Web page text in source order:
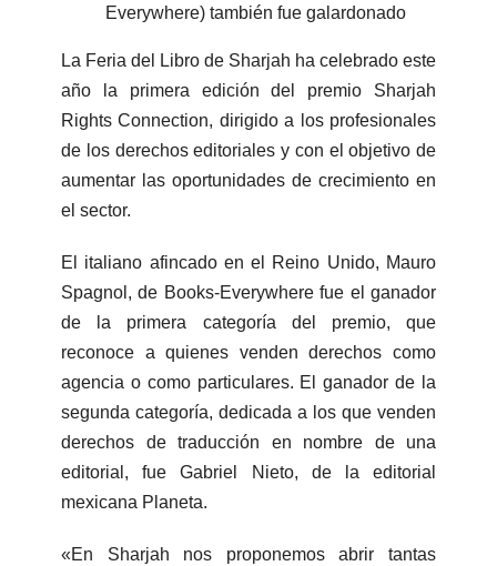
Everywhere) también fue galardonado
La Feria del Libro de Sharjah ha celebrado este
año la primera edición del premio Sharjah
Rights Connection, dirigido a los profesionales
de los derechos editoriales y con el objetivo de
aumentar las oportunidades de crecimiento en
el sector.
El italiano afincado en el Reino Unido, Mauro
Spagnol, de Books-Everywhere fue el ganador
de la primera categoría del premio, que
reconoce a quienes venden derechos como
agencia o como particulares. El ganador de la
segunda categoría, dedicada a los que venden
derechos de traducción en nombre de una
editorial, fue Gabriel Nieto, de la editorial
mexicana Planeta.
«En Sharjah nos proponemos abrir tantas